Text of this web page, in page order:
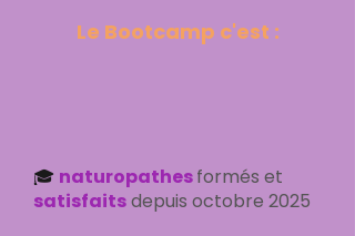
Le Bootcamp c'est :
🎓 naturopathesformés et
satisfaitsdepuis octobre 2025